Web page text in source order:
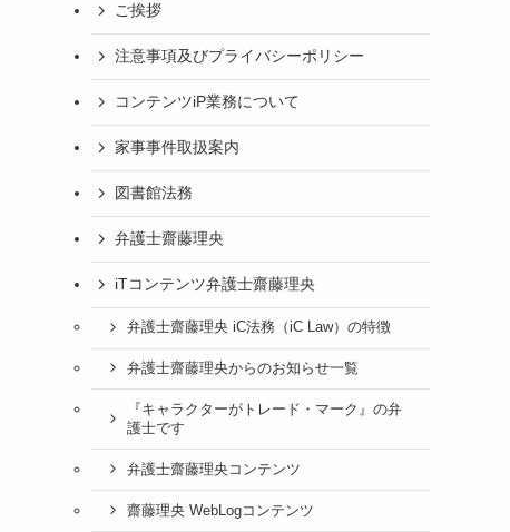
ご挨拶
注意事項及びプライバシーポリシー
コンテンツiP業務について
家事事件取扱案内
図書館法務
弁護士齋藤理央
iTコンテンツ弁護士齋藤理央
弁護士齋藤理央 iC法務（iC Law）の特徴
弁護士齋藤理央からのお知らせ一覧
『キャラクターがトレード・マーク』の弁
護士です
弁護士齋藤理央コンテンツ
齋藤理央 WebLogコンテンツ